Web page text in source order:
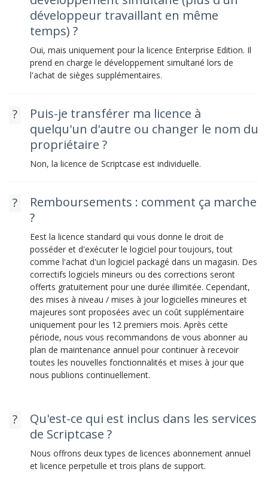
développeur travaillant en même
temps) ?
Oui, mais uniquement pour la licence Enterprise Edition. Il
prend en charge le développement simultané lors de
l'achat de sièges supplémentaires.
Puis-je transférer ma licence à
quelqu'un d'autre ou changer le nom du
propriétaire ?
Non, la licence de Scriptcase est individuelle.
Remboursements : comment ça marche
?
Eest la licence standard qui vous donne le droit de
posséder et d'exécuter le logiciel pour toujours, tout
comme l'achat d'un logiciel packagé dans un magasin. Des
correctifs logiciels mineurs ou des corrections seront
offerts gratuitement pour une durée illimitée. Cependant,
des mises à niveau / mises à jour logicielles mineures et
majeures sont proposées avec un coût supplémentaire
uniquement pour les 12 premiers mois. Après cette
période, nous vous recommandons de vous abonner au
plan de maintenance annuel pour continuer à recevoir
toutes les nouvelles fonctionnalités et mises à jour que
nous publions continuellement.
Qu'est-ce qui est inclus dans les services
de Scriptcase ?
Nous offrons deux types de licences abonnement annuel
et licence perpetulle et trois plans de support.